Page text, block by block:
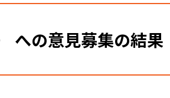
への意見募集の結果